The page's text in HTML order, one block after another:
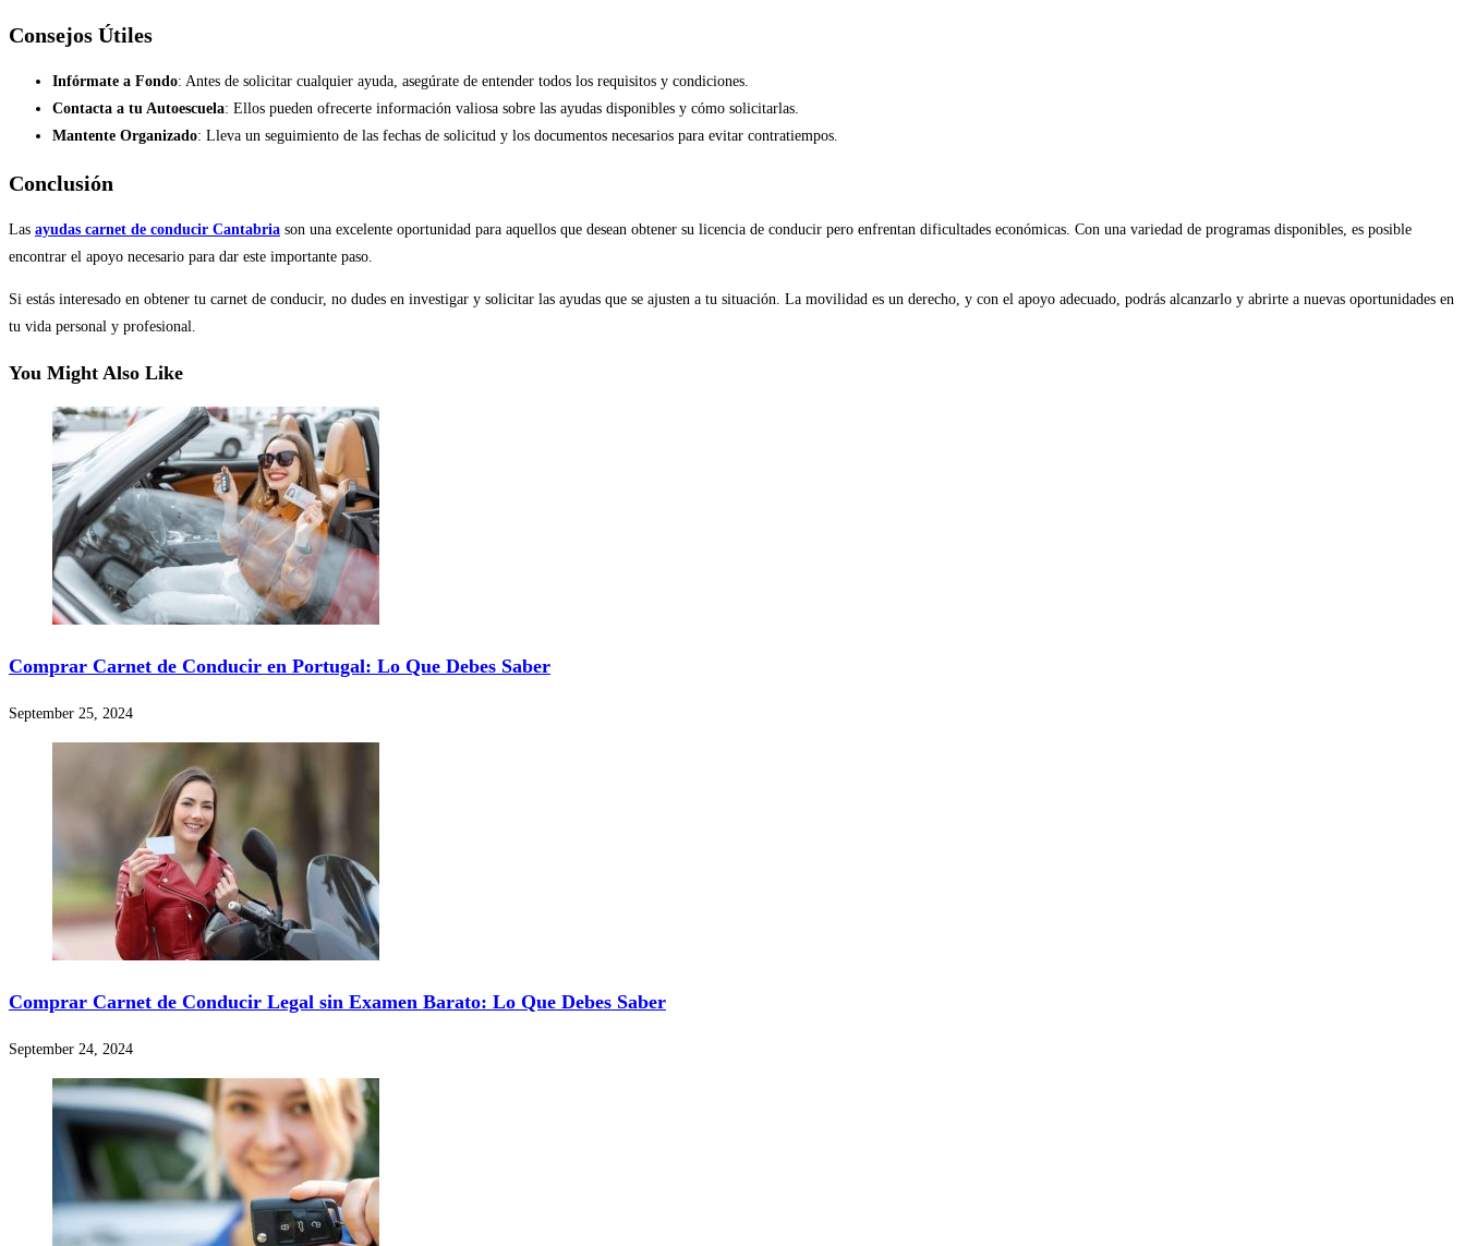
Consejos Útiles
Infórmate a Fondo: Antes de solicitar cualquier ayuda, asegúrate de entender todos los requisitos y condiciones.
Contacta a tu Autoescuela: Ellos pueden ofrecerte información valiosa sobre las ayudas disponibles y cómo solicitarlas.
Mantente Organizado: Lleva un seguimiento de las fechas de solicitud y los documentos necesarios para evitar contratiempos.
Conclusión
Las ayudas carnet de conducir Cantabria son una excelente oportunidad para aquellos que desean obtener su licencia de conducir pero enfrentan dificultades económicas. Con una variedad de programas disponibles, es posible
encontrar el apoyo necesario para dar este importante paso.
Si estás interesado en obtener tu carnet de conducir, no dudes en investigar y solicitar las ayudas que se ajusten a tu situación. La movilidad es un derecho, y con el apoyo adecuado, podrás alcanzarlo y abrirte a nuevas oportunidades en
tu vida personal y profesional.
You Might Also Like
Comprar Carnet de Conducir en Portugal: Lo Que Debes Saber
September 25, 2024
Comprar Carnet de Conducir Legal sin Examen Barato: Lo Que Debes Saber
September 24, 2024